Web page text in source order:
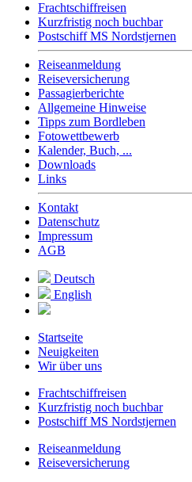
Frachtschiffreisen
Kurzfristig noch buchbar
Postschiff MS Nordstjernen
Reiseanmeldung
Reiseversicherung
Passagierberichte
Allgemeine Hinweise
Tipps zum Bordleben
Fotowettbewerb
Kalender, Buch, ...
Downloads
Links
Kontakt
Datenschutz
Impressum
AGB
Deutsch
English
Startseite
Neuigkeiten
Wir über uns
Frachtschiffreisen
Kurzfristig noch buchbar
Postschiff MS Nordstjernen
Reiseanmeldung
Reiseversicherung